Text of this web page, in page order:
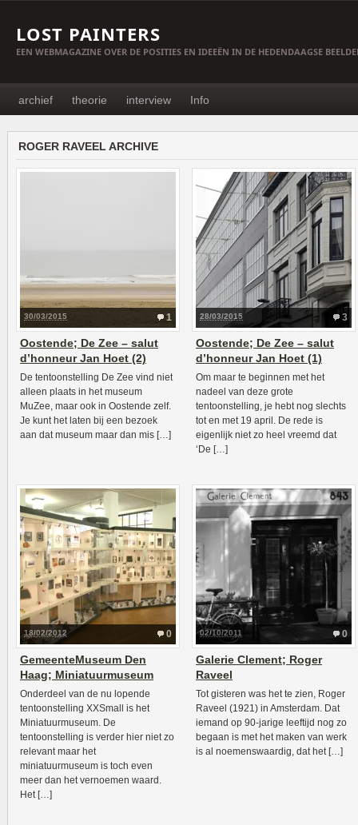
LOST PAINTERS
EEN WEBMAGAZINE OVER DE POSITIES EN IDEEËN IN DE HEDENDAAGSE
archief theorie interview Info
ROGER RAVEEL ARCHIVE
1
30/03/2015
Oostende; De Zee – salut
d’honneur Jan Hoet (2)
De tentoonstelling De Zee vind niet
alleen plaats in het museum
MuZee, maar ook in Oostende zelf.
Je kunt het laten bij een bezoek
aan dat museum maar dan mis […]
3
28/03/2015
Oostende; De Zee – salut
d’honneur Jan Hoet (1)
Om maar te beginnen met het
nadeel van deze grote
tentoonstelling, je hebt nog slechts
tot en met 19 april. De rede is
eigenlijk niet zo heel vreemd dat
‘De […]
0
18/02/2012
GemeenteMuseum Den
Haag; Miniatuurmuseum
Onderdeel van de nu lopende
tentoonstelling XXSmall is het
Miniatuurmuseum. De
tentoonstelling is verder hier niet zo
relevant maar het
miniatuurmuseum is toch even
meer dan het vernoemen waard.
Het […]
0
02/10/2011
Galerie Clement; Roger
Raveel
Tot gisteren was het te zien, Roger
Raveel (1921) in Amsterdam. Dat
iemand op 90-jarige leeftijd nog zo
begaan is met het maken van werk
is al noemenswaardig, dat het […]